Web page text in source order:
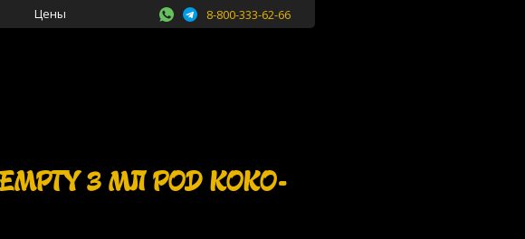
Цены 8-800-333-62-66
3 МЛ POD KOKO-